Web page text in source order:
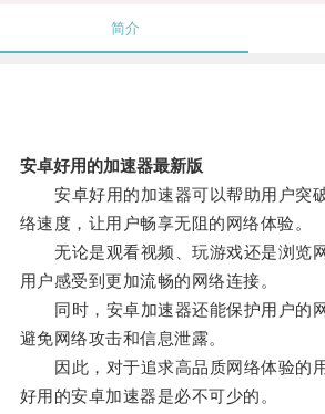
简介
安卓好用的加速器最新版
安卓好用的加速器可以帮助用户突
络速度，让用户畅享无阻的网络体验。
无论是观看视频、玩游戏还是浏览
用户感受到更加流畅的网络连接。
同时，安卓加速器还能保护用户的
避免网络攻击和信息泄露。
因此，对于追求高品质网络体验的
好用的安卓加速器是必不可少的。